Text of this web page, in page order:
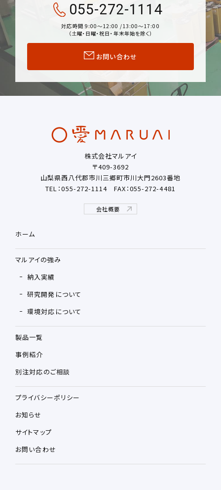
055-272-1114
対応時間 9:00〜12:00 /13:00〜17:00
（土曜・日曜・祝日・年末年始を除く）
お問い合わせ
株式会社マルアイ
〒409-3692
山梨県西八代郡市川三郷町市川大門2603番地
TEL：055-272-1114FAX：055-272-4481
会社概要
ホーム
マルアイの強み
納入実績
研究開発について
環境対応について
製品一覧
事例紹介
別注対応のご相談
プライバシーポリシー
お知らせ
サイトマップ
お問い合わせ